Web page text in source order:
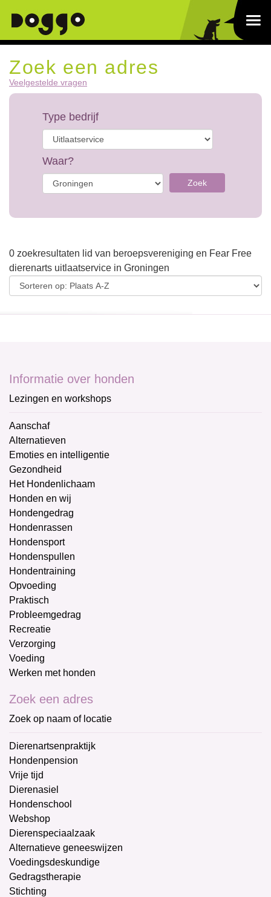
Zoek een adres
Veelgestelde vragen
Type bedrijf
Waar?
Zoek
0 zoekresultaten lid van beroepsvereniging en Fear Free
dierenarts uitlaatservice in Groningen
Informatie over honden
Lezingen en workshops
Aanschaf
Alternatieven
Emoties en intelligentie
Gezondheid
Het Hondenlichaam
Honden en wij
Hondengedrag
Hondenrassen
Hondensport
Hondenspullen
Hondentraining
Opvoeding
Praktisch
Probleemgedrag
Recreatie
Verzorging
Voeding
Werken met honden
Zoek een adres
Zoek op naam of locatie
Dierenartsenpraktijk
Hondenpension
Vrije tijd
Dierenasiel
Hondenschool
Webshop
Dierenspeciaalzaak
Alternatieve geneeswijzen
Voedingsdeskundige
Gedragstherapie
Stichting